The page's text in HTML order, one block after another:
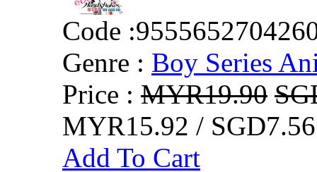
Code :
Genre : Boy Series
Price : MYR19.90
MYR15.92 /
Add To Cart